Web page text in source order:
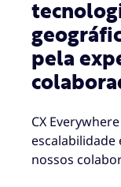
pela
CX
nossos